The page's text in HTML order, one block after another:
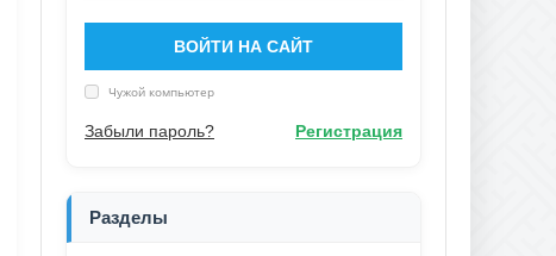
ВОЙТИ НА САЙТ
Чужой компьютер
Забыли пароль? Регистрация
Разделы